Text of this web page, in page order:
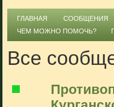
ГЛАВНАЯ СООБЩЕНИЯ
ЧЕМ МОЖНО ПОМОЧЬ?
Все